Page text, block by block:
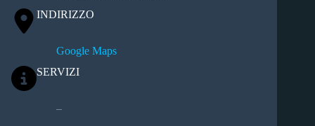
INDIRIZZO
Google Maps
SERVIZI
–